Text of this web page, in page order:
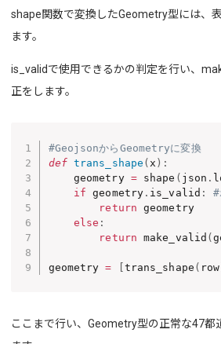
shape関数で変換したGeometry型には、
ます。
is_validで使用できるかの判定を行い、
正をします。
#GeojsonからGeometryに変換
def trans_shape ( x ) :
    geometry
= shape ( json .
if geometry . is_valid :
#
return geometry
else :
return make_valid (
geometry = [trans_shape ( row
ここまで行い、Geometry型の正常な47都